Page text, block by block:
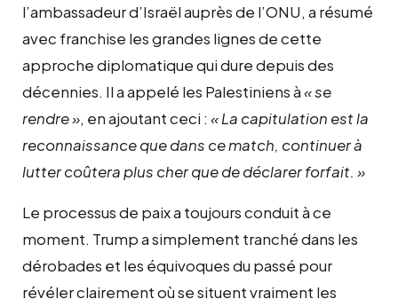
l’ambassadeur d’Israël auprès de l’ONU, a résumé
avec franchise les grandes lignes de cette
approche diplomatique qui dure depuis des
décennies. Il a appelé les Palestiniens à« se
rendre », en ajoutant ceci : « La capitulation est la
reconnaissance que dans ce match, continuer à
lutter coûtera plus cher que de déclarer forfait. »
Le processus de paix a toujours conduit à ce
moment. Trump a simplement tranché dans les
dérobades et les équivoques du passé pour
révéler clairement où se situent vraiment les